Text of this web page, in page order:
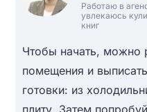
Работаю в
увлекаюсь
книг
Чтобы начать, можно
помещения и
готовки: из
плиту. Затем